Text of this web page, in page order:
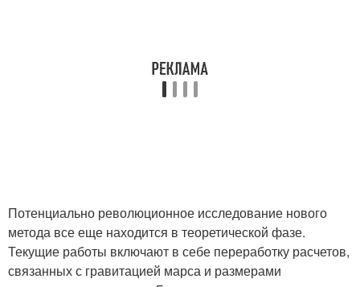
Потенциально революционное исследование нового
метода все еще находится в теоретической фазе.
Текущие работы включают в себе переработку расчетов,
связанных с гравитацией марса и размерами